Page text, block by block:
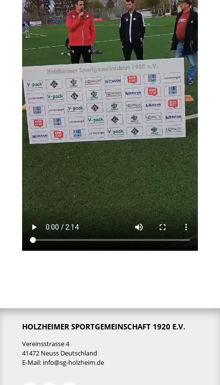
HOLZHEIMER SPORTGEMEINSCHAFT 1920 E.V.
Vereinsstrasse 4
41472 Neuss Deutschland
E-Mail: info@sg-holzheim.de